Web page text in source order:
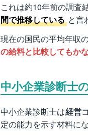
これは約10年前の調査
間で推移している と言
現在の国民の平均年収
の給料と比較してもか
中小企業診断士
中小企業診断士は経営
定の能力を示す材料に